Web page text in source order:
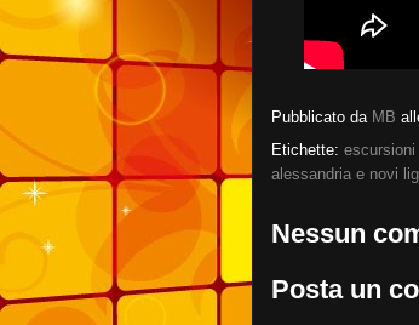
Pubblicato da MB
Etichette:
alessandria e novi
Nessun
Posta un